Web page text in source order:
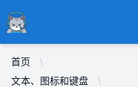
Ducafecat
首页
文本、图标和键盘